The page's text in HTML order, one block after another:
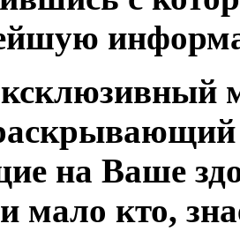
на Ваше
мало кто,